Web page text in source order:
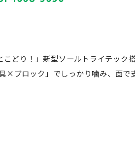
どり！」新型ソールトライテック
ブロック」でしっかり噛み、面で